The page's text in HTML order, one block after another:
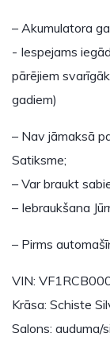
– Akumulatora
- Iespejams
pārējiem
gadiem)
– Nav jāmaksā
Satiksme;
– Var braukt
– Iebraukšana
– Pirms
VIN:
Krāsa: Schiste
Salons: